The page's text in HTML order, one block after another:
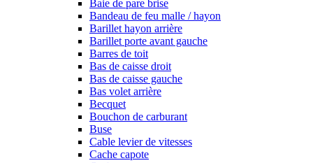
Baie de pare brise
Bandeau de feu malle / hayon
Barillet hayon arrière
Barillet porte avant gauche
Barres de toit
Bas de caisse droit
Bas de caisse gauche
Bas volet arrière
Becquet
Bouchon de carburant
Buse
Cable levier de vitesses
Cache capote